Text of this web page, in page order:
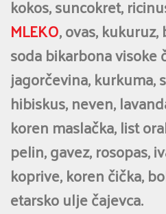
kokos, suncokret,
MLEKO, ovas,
soda bikarbona visoke
jagorčevina, kurkuma,
hibiskus, neven,
koren maslačka, list
pelin, gavez, rosopas,
koprive, koren čička,
etarsko ulje čajevca.